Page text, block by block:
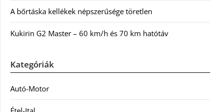
A bőrtáska kellékek népszerűsége töretlen
Kukirin G2 Master – 60 km/h és 70 km hatótáv
Kategóriák
Autó-Motor